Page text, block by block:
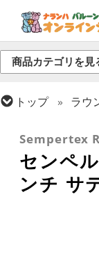
商品カテゴリを見
トップ ラウ
Sempertex
センペ
ンチ サ